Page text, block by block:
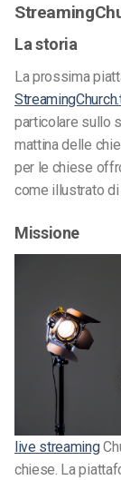
La storia
La prossima
particolare sullo
mattina delle
per le chiese
come illustrato
Missione
live streaming
chiese. La